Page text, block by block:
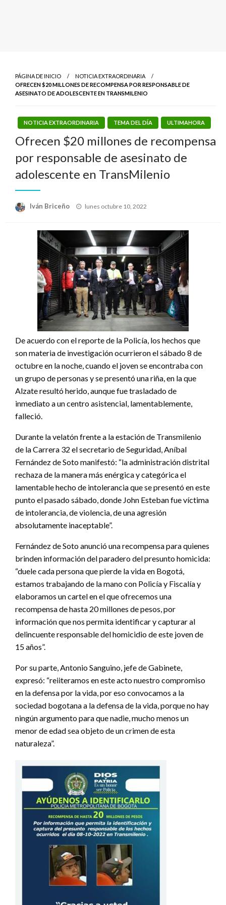
PÁGINA DE INICIO
NOTICIA EXTRAORDINARIA
OFRECEN $20 MILLONES DE RECOMPENSA POR RESPONSABLE DE
ASESINATO DE ADOLESCENTE EN TRANSMILENIO
NOTICIA EXTRAORDINARIA TEMA DEL DÍA ULTIMAHORA
Ofrecen $20 millones de recompensa
por responsable de asesinato de
adolescente en TransMilenio
Iván Briceño
Publicado
lunes octubre 10, 2022
De acuerdo con el reporte de la Policía, los hechos que
son materia de investigación ocurrieron el sábado 8 de
octubre en la noche, cuando el joven se encontraba con
un grupo de personas y se presentó una riña, en la que
Alzate resultó herido, aunque fue trasladado de
inmediato a un centro asistencial, lamentablemente,
falleció.
Durante la velatón frente a la estación de Transmilenio
de la Carrera 32 el secretario de Seguridad, Aníbal
Fernández de Soto manifestó: “la administración distrital
rechaza de la manera más enérgica y categórica el
lamentable hecho de intolerancia que se presentó en este
punto el pasado sábado, donde John Esteban fue víctima
de intolerancia, de violencia, de una agresión
absolutamente inaceptable”.
Fernández de Soto anunció una recompensa para quienes
brinden información del paradero del presunto homicida:
“duele cada persona que pierde la vida en Bogotá,
estamos trabajando de la mano con Policía y Fiscalía y
elaboramos un cartel en el que ofrecemos una
recompensa de hasta 20 millones de pesos, por
información que nos permita identificar y capturar al
delincuente responsable del homicidio de este joven de
15 años”.
Por su parte, Antonio Sanguino, jefe de Gabinete,
expresó: “reiiteramos en este acto nuestro compromiso
en la defensa por la vida, por eso convocamos a la
sociedad bogotana a la defensa de la vida, porque no hay
ningún argumento para que nadie, mucho menos un
menor de edad sea objeto de un crimen de esta
naturaleza”.